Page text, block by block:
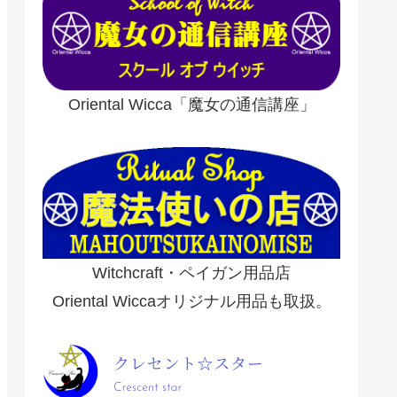
Oriental Wicca「魔女の通信講座」
Witchcraft・ペイガン用品店
Oriental Wiccaオリジナル用品も取扱。